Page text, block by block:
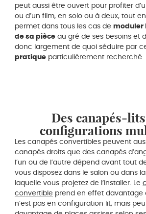
peut aussi être ouvert pour profiter
ou d’un film, en solo ou à deux, tout en
permet dans tous les cas de moduler
de sa pièce au gré de ses besoins et
donc largement de quoi séduire par
pratique particulièrement recherché.
Des canapés-
configurations
Les canapés convertibles peuvent
canapés droits que des canapés
l’un ou de l’autre dépend avant tout
vous disposez dans le salon ou dans
laquelle vous projetez de l’installer. Le
convertible prend en effet davantage
n’est pas en configuration lit, mais